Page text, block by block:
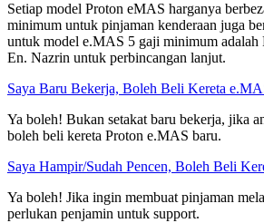
Setiap model Proton eMAS harganya
minimum untuk pinjaman kenderaan juga
untuk model e.MAS 5 gaji minimum
En. Nazrin untuk perbincangan lanjut.
Saya Baru Bekerja, Boleh Beli Kereta
Ya boleh! Bukan setakat baru bekerja, jika
boleh beli kereta Proton e.MAS baru.
Saya Hampir/Sudah Pencen, Boleh Beli
Ya boleh! Jika ingin membuat pinjaman
perlukan penjamin untuk support.